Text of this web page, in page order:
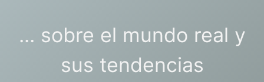
... sobre el mundo real y
sus tendencias